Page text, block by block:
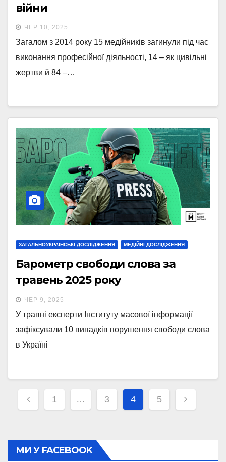
війни
ЧЕР 10, 2025
Загалом з 2014 року 15 медійників загинули під час
виконання професійної діяльності, 14 – як цивільні
жертви й 84 –…
ЗАГАЛЬНОУКРАЇНСЬКІ ДОСЛІДЖЕННЯ МЕДІЙНІ ДОСЛІДЖЕННЯ
Барометр свободи слова за
травень 2025 року
ЧЕР 9, 2025
У травні експерти Інституту масової інформації
зафіксували 10 випадків порушення свободи слова
в Україні
Навігація
записів
1 … 3 4 5
МИ У FACEBOOK